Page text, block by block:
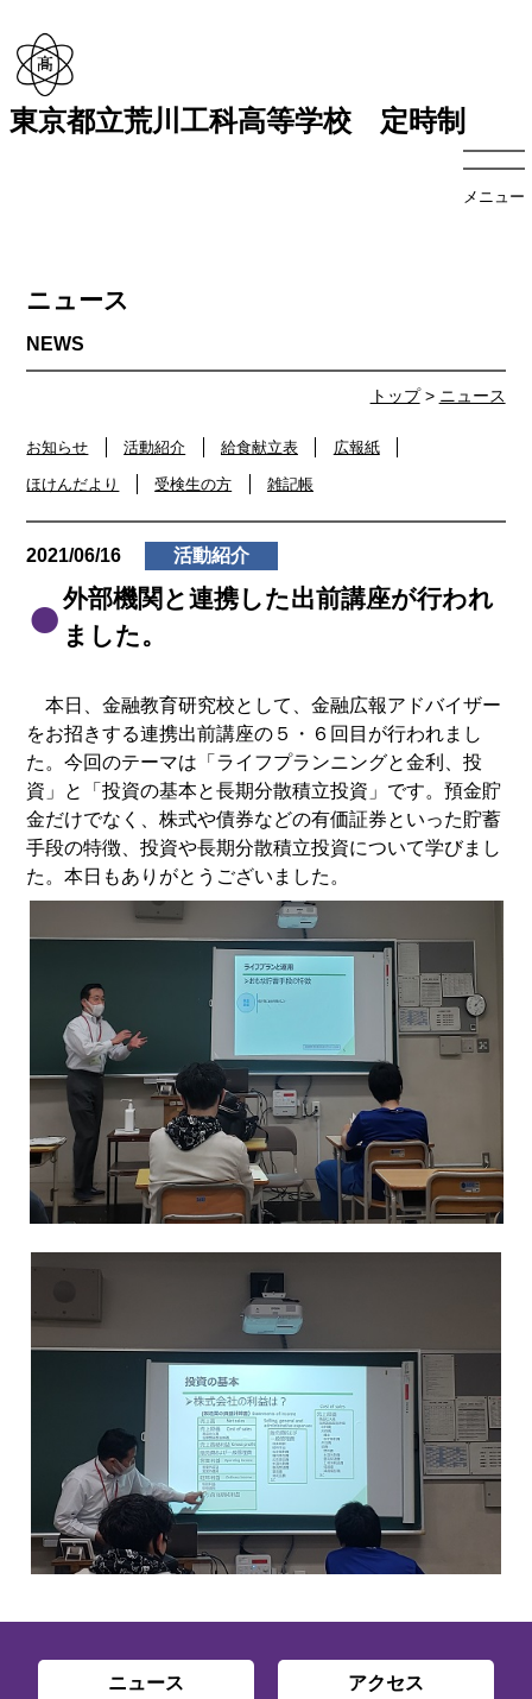
東京都立荒川工科高等学校 定時制
メニュー
トップ> ニュース
ニュース
お知らせ 活動紹介 給食献立表 広報紙
ほけんだより 受検生の方 雑記帳
2021/06/16 活動紹介
外部機関と連携した出前講座が行われ
ました。
本日、金融教育研究校として、金融広報アドバイザー
をお招きする連携出前講座の５・６回目が行われまし
た。今回のテーマは「ライフプランニングと金利、投
資」と「投資の基本と長期分散積立投資」です。預金貯
金だけでなく、株式や債券などの有価証券といった貯蓄
手段の特徴、投資や長期分散積立投資について学びまし
た。本日もありがとうございました。
ニュース アクセス